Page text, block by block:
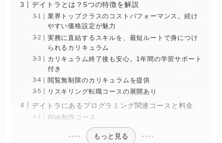
デイトラとは？5つの特徴を解説
業界トップクラスのコストパフォーマンス。続け
やすい価格設定が魅力
実務に直結するスキルを、最短ルートで身につけ
られるカリキュラム
カリキュラム終了後も安心。1年間の学習サポート
付き
閲覧無制限のカリキュラムを提供
リスキリング転職コースの展開あり
デイトラにあるプログラミング関連コースと料金
Web制作コース
もっと見る